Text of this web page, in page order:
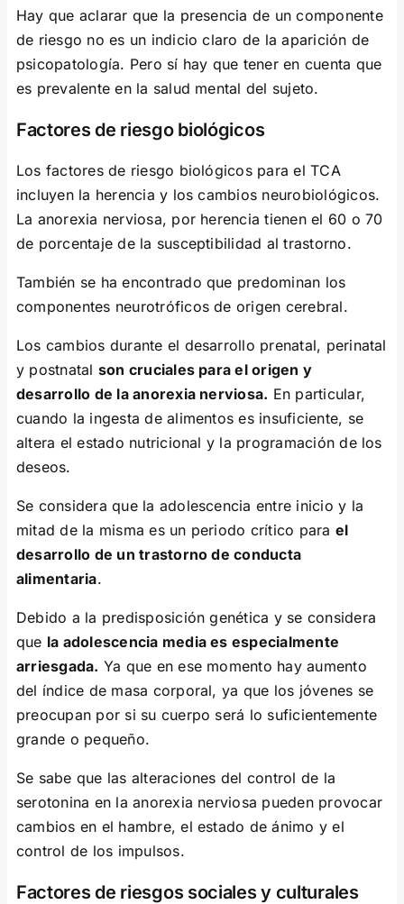
Hay que aclarar que la presencia de un componente
de riesgo no es un indicio claro de la aparición de
psicopatología. Pero sí hay que tener en cuenta que
es prevalente en la salud mental del sujeto.
Factores de riesgo biológicos
Los factores de riesgo biológicos para el TCA
incluyen la herencia y los cambios neurobiológicos.
La anorexia nerviosa, por herencia tienen el 60 o 70
de porcentaje de la susceptibilidad al trastorno.
También se ha encontrado que predominan los
componentes neurotróficos de origen cerebral.
Los cambios durante el desarrollo prenatal, perinatal
y postnatal son cruciales para el origen y
desarrollo de la anorexia nerviosa. En particular,
cuando la ingesta de alimentos es insuficiente, se
altera el estado nutricional y la programación de los
deseos.
Se considera que la adolescencia entre inicio y la
mitad de la misma es un periodo crítico para el
desarrollo de un trastorno de conducta
alimentaria.
Debido a la predisposición genética y se considera
que la adolescencia media es especialmente
arriesgada. Ya que en ese momento hay aumento
del índice de masa corporal, ya que los jóvenes se
preocupan por si su cuerpo será lo suficientemente
grande o pequeño.
Se sabe que las alteraciones del control de la
serotonina en la anorexia nerviosa pueden provocar
cambios en el hambre, el estado de ánimo y el
control de los impulsos.
Factores de riesgos sociales y culturales